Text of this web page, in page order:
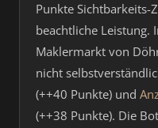
Punkte Sichtbarkeits-
beachtliche Leistung.
Maklermarkt von
nicht
(++40 Punkte) und
(++38 Punkte). Die